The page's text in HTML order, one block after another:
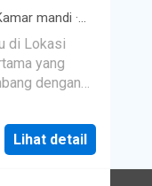
mandi ·
di Lokasi
yang
dengan
Lihat detail